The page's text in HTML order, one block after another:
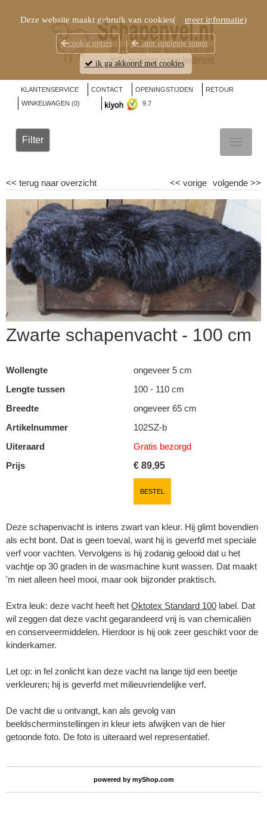
KLANTENSERVICE CONTACT OPENINGSTIJDEN
RETOUR
WINKELWAGEN (0) 9.7
Filter
<< terug naar overzicht volgende >>
<< vorige
Zwarte schapenvacht - 100 cm
Wollengte
ongeveer 5 cm
Lengte tussen
100 - 110 cm
Breedte
ongeveer 65 cm
Artikelnummer
102SZ-b
Uiteraard
Gratis bezorgd
Prijs
€ 89,95
BESTEL
Deze schapenvacht is intens zwart van kleur. Hij glimt bovendien
als echt bont. Dat is geen toeval, want hij is geverfd met speciale
verf voor vachten. Vervolgens is hij zodanig gelooid dat u het
vachtje op 30 graden in de wasmachine kunt wassen. Dat maakt
'm niet alleen heel mooi, maar ook bijzonder praktisch.
Extra leuk: deze vacht heeft het Oktotex Standard 100 label. Dat
wil zeggen dat deze vacht gegarandeerd vrij is van chemicaliën
en conserveermiddelen. Hierdoor is hij ook zeer geschikt voor de
kinderkamer.
Let op: in fel zonlicht kan deze vacht na lange tijd een beetje
verkleuren; hij is geverfd met milieuvriendelijke verf.
De vacht die u ontvangt, kan als gevolg van
beeldscherminstellingen in kleur iets afwijken van de hier
getoonde foto. De foto is uiteraard wel representatief.
powered by myShop.com
Deze website maakt gebruik van cookies( meer informatie)
cookie opties later opnieuw tonen
ik ga akkoord met cookies